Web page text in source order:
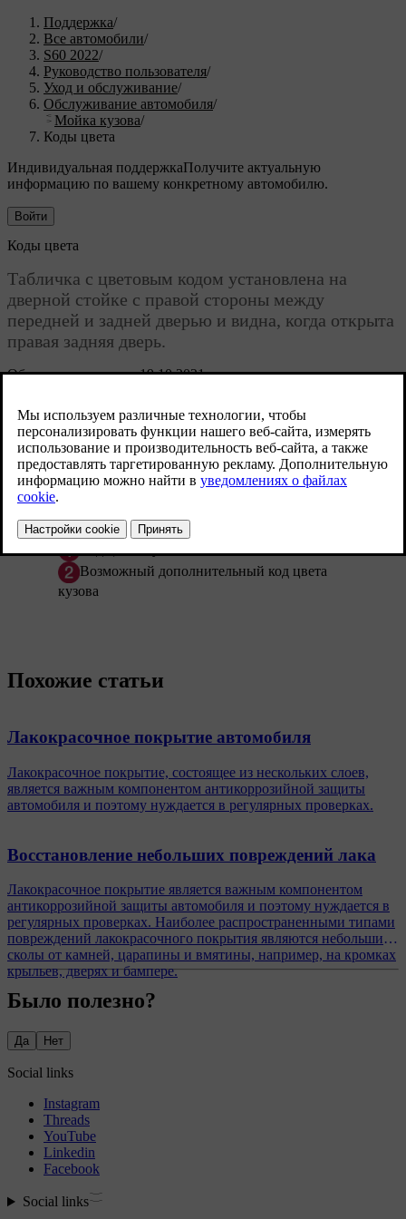
Поддержка/
Все автомобили/
S60 2022/
Руководство пользователя/
Уход и обслуживание/
Обслуживание автомобиля/
Мойка кузова/
Коды цвета
Индивидуальная поддержкаПолучите актуальную
информацию по вашему конкретному автомобилю.
Войти
Обновленная версия 19.10.2021
Коды цвета
Табличка с цветовым кодом установлена на
дверной стойке с правой стороны между
передней и задней дверью и видна, когда открыта
правая задняя дверь.
Возможный дополнительный код цвета
кузова
Похожие статьи
Лакокрасочное покрытие автомобиля
Лакокрасочное покрытие, состоящее из нескольких слоев,
является важным компонентом антикоррозийной защиты
автомобиля и поэтому нуждается в регулярных проверках.
Восстановление небольших повреждений лака
Лакокрасочное покрытие является важным компонентом
антикоррозийной защиты автомобиля и поэтому нуждается в
регулярных проверках. Наиболее распространенными типами
повреждений лакокрасочного покрытия являются небольшие
сколы от камней, царапины и вмятины, например, на кромках
крыльев, дверях и бампере.
Было полезно?
Да Нет